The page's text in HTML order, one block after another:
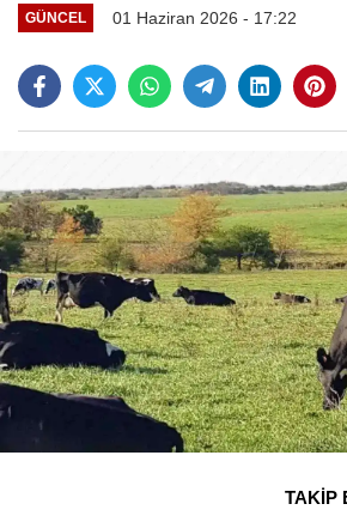
GÜNCEL 01 Haziran 2026 - 17:22
TAKİP